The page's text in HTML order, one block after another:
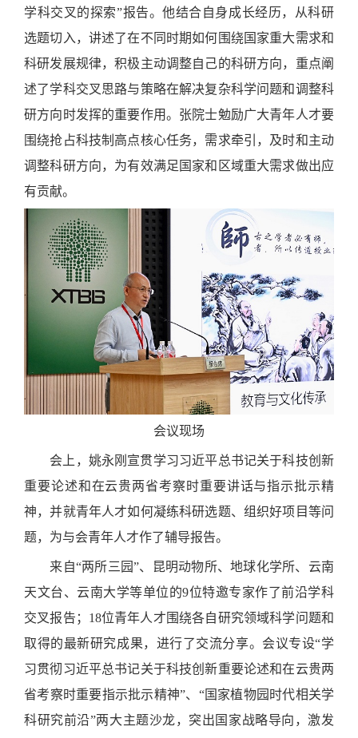
学科交叉的探索”报告。他结合自身成长经历，从科研
选题切入，讲述了在不同时期如何围绕国家重大需求和
科研发展规律，积极主动调整自己的科研方向，重点阐
述了学科交叉思路与策略在解决复杂科学问题和调整科
研方向时发挥的重要作用。张院士勉励广大青年人才要
围绕抢占科技制高点核心任务，需求牵引，及时和主动
调整科研方向，为有效满足国家和区域重大需求做出应
有贡献。
会议现场
会上，姚永刚宣贯学习习近平总书记关于科技创新
重要论述和在云贵两省考察时重要讲话与指示批示精
神，并就青年人才如何凝练科研选题、组织好项目等问
题，为与会青年人才作了辅导报告。
来自“两所三园”、昆明动物所、地球化学所、云南
天文台、云南大学等单位的9位特邀专家作了前沿学科
交叉报告；18位青年人才围绕各自研究领域科学问题和
取得的最新研究成果，进行了交流分享。会议专设“学
习贯彻习近平总书记关于科技创新重要论述和在云贵两
省考察时重要指示批示精神”、“国家植物园时代相关学
科研究前沿”两大主题沙龙，突出国家战略导向，激发